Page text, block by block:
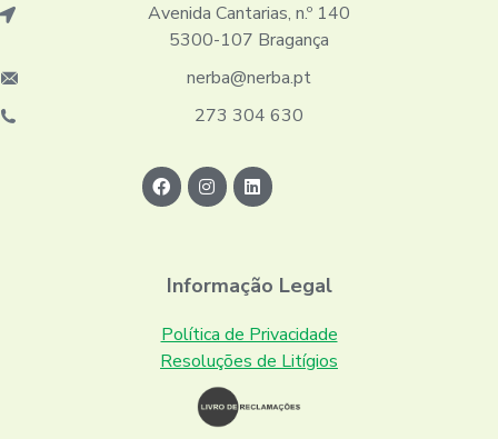
Avenida Cantarias, n.º 140
5300-107 Bragança
nerba@nerba.pt
273 304 630
Informação Legal
Política de Privacidade
Resoluções de Litígios